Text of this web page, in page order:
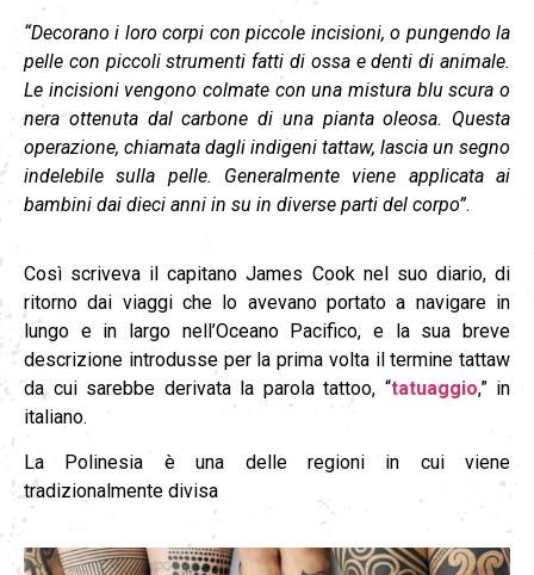
“Decorano i loro corpi con piccole incisioni, o pungendo la
pelle con piccoli strumenti fatti di ossa e denti di animale.
Le incisioni vengono colmate con una mistura blu scura o
nera ottenuta dal carbone di una pianta oleosa. Questa
operazione, chiamata dagli indigeni tattaw, lascia un segno
indelebile sulla pelle. Generalmente viene applicata ai
bambini dai dieci anni in su in diverse parti del corpo”.
Così scriveva il capitano James Cook nel suo diario, di
ritorno dai viaggi che lo avevano portato a navigare in
lungo e in largo nell’Oceano Pacifico, e la sua breve
descrizione introdusse per la prima volta il termine tattaw
da cui sarebbe derivata la parola tattoo, “tatuaggio,” in
italiano.
La Polinesia è una delle regioni in cui viene
tradizionalmente divisa